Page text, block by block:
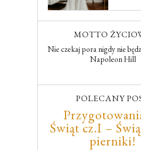
MOTTO
Nie czekaj pora nigdy nie
Napoleon Hill
POLECANY
Świąt cz.I –
pierniki!